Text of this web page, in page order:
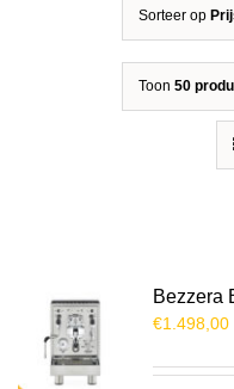
Sorteer op
Toon 50
Bezzera
€1.498,00